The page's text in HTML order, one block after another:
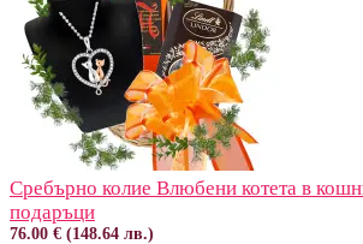
Сребърно колие Влюбени котета в
подаръци
76.00 € (148.64 лв.)